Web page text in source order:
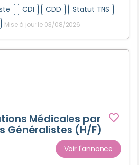
CDI CDD
Statut TNS
Mise à jour le 03/08/2026
Médicales par
Généralistes (H/F)
Voir l'annonce